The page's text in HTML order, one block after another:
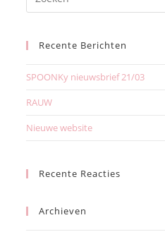
Recente Berichten
SPOONKy nieuwsbrief 21/03
RAUW
Nieuwe website
Recente Reacties
Archieven